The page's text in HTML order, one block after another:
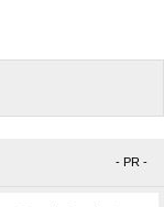
- PR -